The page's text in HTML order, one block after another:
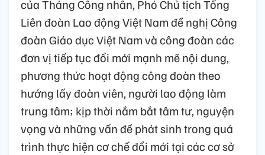
của Tháng Công nhân, Phó Chủ tịch Tổng
Liên đoàn Lao động Việt Nam đề nghị Công
đoàn Giáo dục Việt Nam và công đoàn các
đơn vị tiếp tục đổi mới mạnh mẽ nội dung,
phương thức hoạt động công đoàn theo
hướng lấy đoàn viên, người lao động làm
trung tâm; kịp thời nắm bắt tâm tư, nguyện
vọng và những vấn đề phát sinh trong quá
trình thực hiện cơ chế đổi mới tại các cơ sở